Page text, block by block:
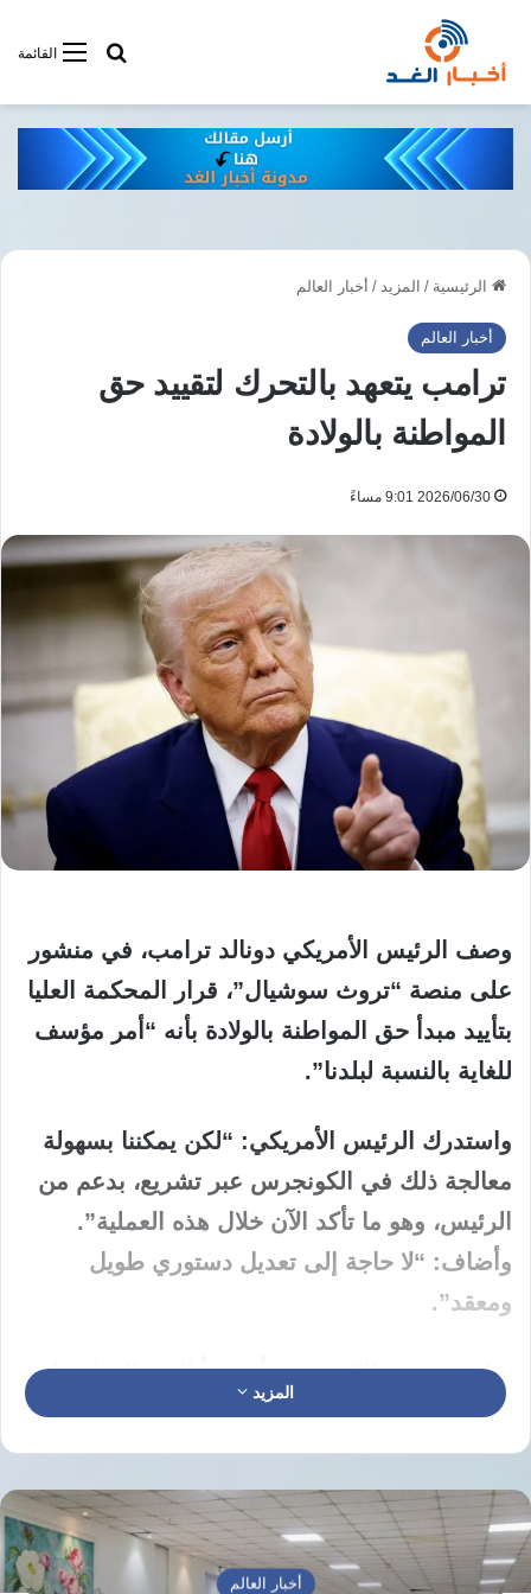
القائمةأبحت فى
الرئيسية / المزيد / أخبار العالم
أخبار العالم
ترامب يتعهد بالتحرك لتقييد حق
المواطنة بالولادة
2026/06/30 9:01 مساءً
وصف الرئيس الأمريكي دونالد ترامب، في منشور
على منصة “تروث سوشيال”، قرار المحكمة العليا
بتأييد مبدأ حق المواطنة بالولادة بأنه “أمر مؤسف
للغاية بالنسبة لبلدنا”.
واستدرك الرئيس الأمريكي: “لكن يمكننا بسهولة
معالجة ذلك في الكونجرس عبر تشريع، بدعم من
الرئيس، وهو ما تأكد الآن خلال هذه العملية”.
وأضاف: “لا حاجة إلى تعديل دستوري طويل
ومعقد”.
وتابع: “ينبغي للكونجرس أن يبدأ اليوم العمل على
إنهاء حق المواطنة بالولادة، الذي يكلف بلدنا كثيرًا
ويعاملها بصورة غير عادلة”، مؤكدًا أنه سيقدم
“دعمًا كاملًا ومطلقًا” لأي تحرك تشريعي في هذا
الاتجاه.
المزيد
أخبار العالم